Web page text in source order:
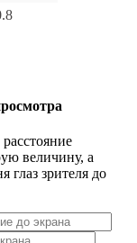
величину, а
глаз зрителя до